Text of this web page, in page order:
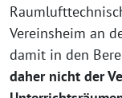
Vereinsheim an
damit in den
daher nicht der